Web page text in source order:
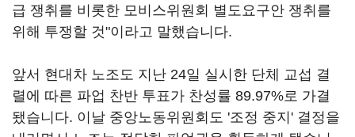
급 쟁취를 비롯한 모비스위원회 별도요구안 쟁취를
위해 투쟁할 것"이라고 말했습니다.
앞서 현대차 노조도 지난 24일 실시한 단체 교섭 결
렬에 따른 파업 찬반 투표가 찬성률 89.97%로 가결
됐습니다. 이날 중앙노동위원회도 '조정 중지' 결정을